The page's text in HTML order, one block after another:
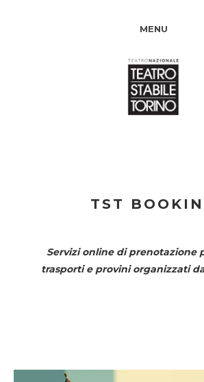
MENU
TST
Servizi online di prenotazione
trasporti e provini organizzati